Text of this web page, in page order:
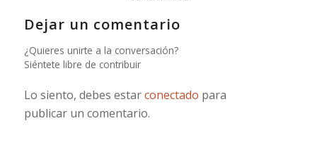
Dejar un comentario
¿Quieres unirte a la conversación?
Siéntete libre de contribuir
Lo siento, debes estarconectado para
publicar un comentario.